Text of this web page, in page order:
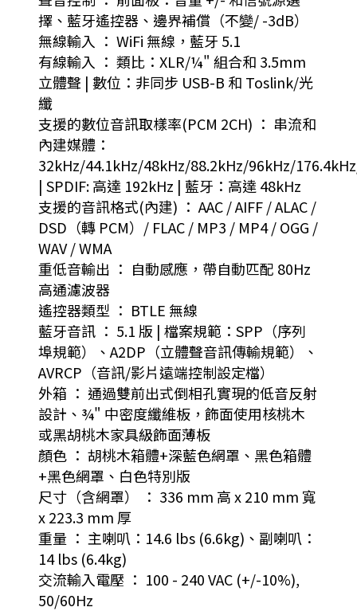
擇、藍牙遙控器、邊界補償（不變/ -3dB）
無線輸入 ： WiFi 無線，藍牙 5.1
有線輸入 ： 類比：XLR/¼" 組合和 3.5mm
立體聲 | 數位：非同步 USB-B 和 Toslink/光
纖
支援的數位音訊取樣率(PCM 2CH) ： 串流和
內建媒體：
32kHz/44.1kHz/48kHz/88.2kHz/96kHz/
| SPDIF: 高達 192kHz | 藍牙：高達 48kHz
支援的音訊格式(內建) ： AAC / AIFF / ALAC /
DSD（轉 PCM）/ FLAC / MP3 / MP4 / OGG /
WAV / WMA
重低音輸出 ： 自動感應，帶自動匹配 80Hz
高通濾波器
遙控器類型 ： BTLE 無線
藍牙音訊 ： 5.1 版 | 檔案規範：SPP（序列
埠規範）、A2DP（立體聲音訊傳輸規範）、
AVRCP（音訊/影片遠端控制設定檔）
外箱 ： 通過雙前出式倒相孔實現的低音反射
設計、¾" 中密度纖維板，飾面使用核桃木
或黑胡桃木家具級飾面薄板
顏色 ： 胡桃木箱體+深藍色網罩、黑色箱體
+黑色網罩、白色特別版
尺寸（含網罩） ： 336 mm 高 x 210 mm 寬
x 223.3 mm 厚
重量 ： 主喇叭：14.6 lbs (6.6kg)、副喇叭：
14 lbs (6.4kg)
交流輸入電壓 ： 100 - 240 VAC (+/-10%),
50/60Hz